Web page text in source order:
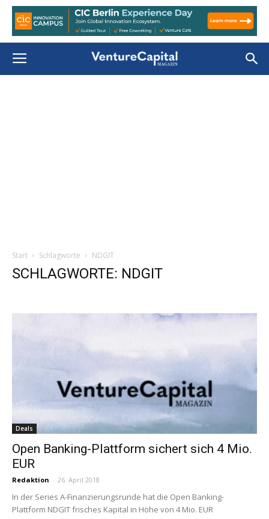
Start Schlagworte NDGIT
SCHLAGWORTE: NDGIT
Deals
Open Banking-Plattform sichert sich 4 Mio.
EUR
Redaktion - 26. April 2018
In der Series A-Finanzierungsrunde hat die Open Banking-
Plattform NDGIT frisches Kapital in Höhe von 4 Mio. EUR